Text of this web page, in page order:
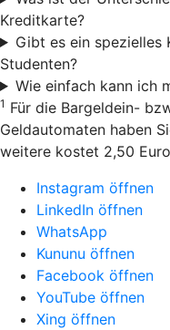
Kreditkarte?
Gibt es ein spezielles
Studenten?
Wie einfach kann ich
1 Für die Bargeldein-
Geldautomaten haben
weitere kostet 2,50
Instagram öffnen
LinkedIn öffnen
WhatsApp
Kununu öffnen
Facebook öffnen
YouTube öffnen
Xing öffnen